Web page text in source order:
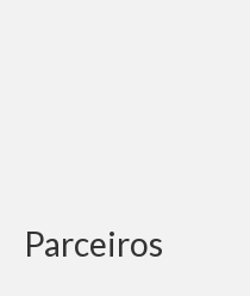
Parceiros